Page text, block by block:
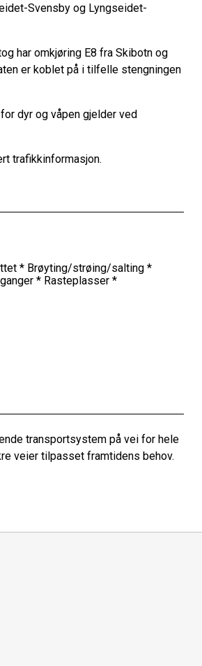
Svensby og Lyngseidet-
har omkjøring E8 fra Skibotn og
er koblet på i tilfelle stengningen
dyr og våpen gjelder ved
trafikkinformasjon.
* Brøyting/strøing/salting *
* Rasteplasser *
transportsystem på vei for hele
veier tilpasset framtidens behov.